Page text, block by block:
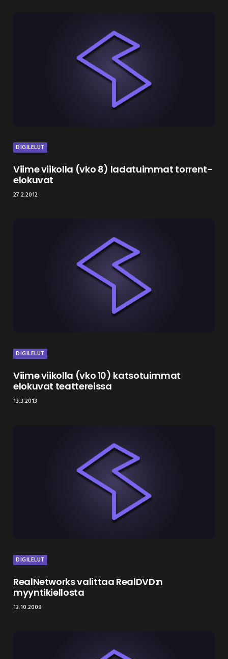
DIGILELUT
Viime viikolla (vko 8) ladatuimmat torrent-
elokuvat
27.2.2012
DIGILELUT
Viime viikolla (vko 10) katsotuimmat
elokuvat teattereissa
13.3.2013
DIGILELUT
RealNetworks valittaa RealDVD:n
myyntikiellosta
13.10.2009